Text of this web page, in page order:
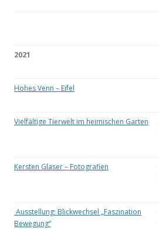
2021
Hohes Venn – Eifel
Vielfältige Tierwelt im heimischen Garten
Kersten Glaser – Fotografien
Ausstellung: Blickwechsel „Faszination
Bewegung“